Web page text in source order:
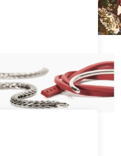
Armbänder - Ketten -
Armspangen-
Verschlüsse